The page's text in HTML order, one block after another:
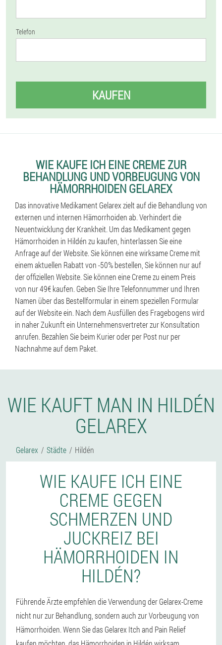
Telefon
KAUFEN
WIE KAUFE ICH EINE CREME ZUR
BEHANDLUNG UND VORBEUGUNG VON
HÄMORRHOIDEN GELAREX
Das innovative Medikament Gelarex zielt auf die Behandlung von
externen und internen Hämorrhoiden ab. Verhindert die
Neuentwicklung der Krankheit. Um das Medikament gegen
Hämorrhoiden in Hildén zu kaufen, hinterlassen Sie eine
Anfrage auf der Website. Sie können eine wirksame Creme mit
einem aktuellen Rabatt von -50% bestellen, Sie können nur auf
der offiziellen Website. Sie können eine Creme zu einem Preis
von nur 49€ kaufen. Geben Sie Ihre Telefonnummer und Ihren
Namen über das Bestellformular in einem speziellen Formular
auf der Website ein. Nach dem Ausfüllen des Fragebogens wird
in naher Zukunft ein Unternehmensvertreter zur Konsultation
anrufen. Bezahlen Sie beim Kurier oder per Post nur per
Nachnahme auf dem Paket.
WIE KAUFT MAN IN HILDÉN
GELAREX
Gelarex Städte Hildén
WIE KAUFE ICH EINE
CREME GEGEN
SCHMERZEN UND
JUCKREIZ BEI
HÄMORRHOIDEN IN
HILDÉN?
Führende Ärzte empfehlen die Verwendung der Gelarex-Creme
nicht nur zur Behandlung, sondern auch zur Vorbeugung von
Hämorrhoiden. Wenn Sie das Gelarex Itch and Pain Relief